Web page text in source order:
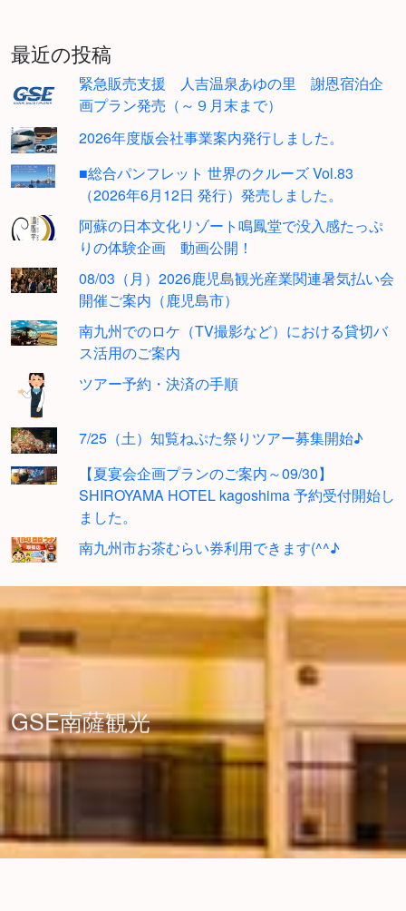
最近の投稿
緊急販売支援 人吉温泉あゆの里 謝恩宿泊企
画プラン発売（～９月末まで）
2026年度版会社事業案内発行しました。
■総合パンフレット 世界のクルーズ Vol.83
（2026年6月12日 発行）発売しました。
阿蘇の日本文化リゾート鳴鳳堂で没入感たっぷ
りの体験企画 動画公開！
08/03（月）2026鹿児島観光産業関連暑気払い会
開催ご案内（鹿児島市）
南九州でのロケ（TV撮影など）における貸切バ
ス活用のご案内
ツアー予約・決済の手順
7/25（土）知覧ねぷた祭りツアー募集開始♪
【夏宴会企画プランのご案内～09/30】
SHIROYAMA HOTEL kagoshima 予約受付開始し
ました。
南九州市お茶むらい券利用できます(^^♪
GSE南薩観光